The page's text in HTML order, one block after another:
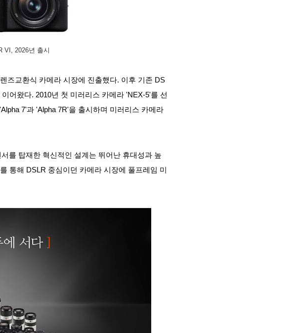
VI, 2026년 출시
즈교환식 카메라 시장에 진출했다. 이후 기존 DS
어왔다. 2010년 첫 미러리스 카메라 'NEX-5'를 선
7'과 'Alpha 7R'을 출시하며 미러리스 카메라
를 탑재한 혁신적인 설계는 뛰어난 휴대성과 높
통해 DSLR 중심이던 카메라 시장에 풀프레임 미